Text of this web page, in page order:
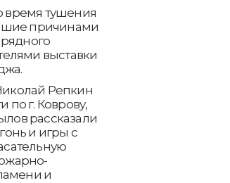
время тушения
причинами
выставки
Репкин
по г. Коврову,
рассказали
и игры с
и